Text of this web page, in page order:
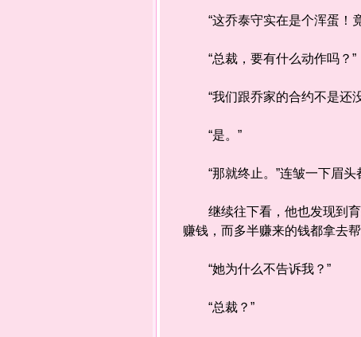
“这乔泰守实在是个浑蛋！竟
“总裁，要有什么动作吗？”
“我们跟乔家的合约不是还
“是。”
“那就终止。”连皱一下眉头
继续往下看，他也发现到育
赚钱，而多半赚来的钱都拿去帮
“她为什么不告诉我？”
“总裁？”